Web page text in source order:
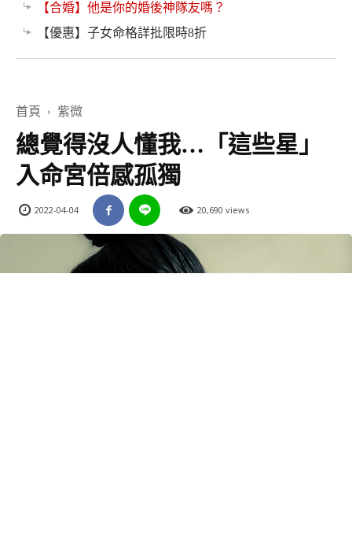
【合婚】他是你的婚後神隊友嗎？
【優惠】子女命格詳批限時8折